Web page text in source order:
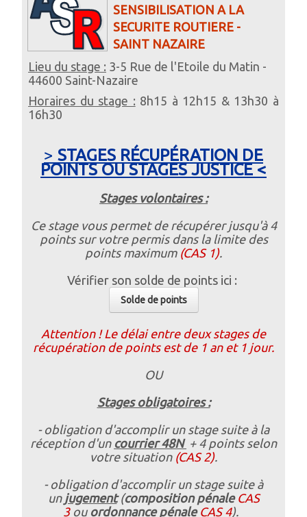
SENSIBILISATION A LA
SECURITE ROUTIERE -
SAINT NAZAIRE
Lieu du stage : 3-5 Rue de l'Etoile du Matin -
44600 Saint-Nazaire
Horaires du stage : 8h15 à 12h15 & 13h30 à
16h30
> STAGES RÉCUPÉRATION DE
POINTS OU STAGES JUSTICE <
Stages volontaires :
Ce stage vous permet de récupérer jusqu'à 4
points sur votre permis dans la limite des
points maximum (CAS 1).
Vérifier son solde de points ici :
Solde de points
Attention ! Le délai entre deux stages de
récupération de points est de 1 an et 1 jour.
OU
Stages obligatoires :
- obligation d'accomplir un stage suite à la
réception d'un courrier 48N + 4 points selon
votre situation (CAS 2).
- obligation d'accomplir un stage suite à
un jugement (composition pénale CAS
3 ou ordonnance pénale CAS 4).